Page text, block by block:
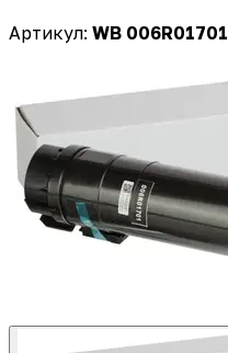
Артикул: WB 006R01701